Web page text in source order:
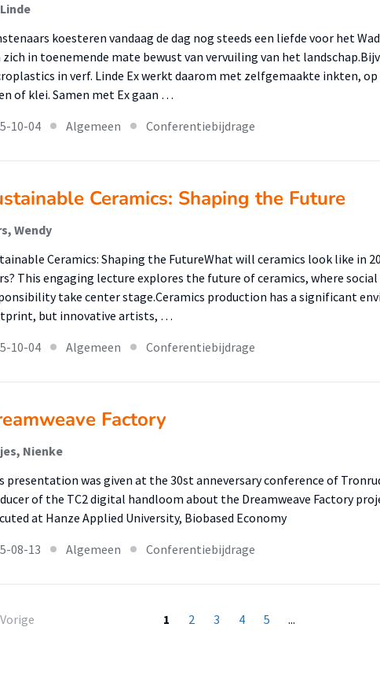
koesteren vandaag de dag nog steeds een liefde voor het
zich in toenemende mate bewust van vervuiling van het
in verf. Linde Ex werkt daarom met zelfgemaakte inkten, op
of klei. Samen met Ex gaan …
10-04
Algemeen Conferentiebijdrage
Ceramics: Shaping the Future
Wendy
Ceramics: Shaping the FutureWhat will ceramics look like in
This engaging lecture explores the future of ceramics, where
take center stage.Ceramics production has a significant
but innovative artists, …
10-04
Algemeen Conferentiebijdrage
Factory
Nienke
presentation was given at the 30st anneversary conference of
of the TC2 digital handloom about the Dreamweave Factory
at Hanze Applied University, Biobased Economy
08-13
Algemeen Conferentiebijdrage
Vorige 1 2 3 4 5 ...